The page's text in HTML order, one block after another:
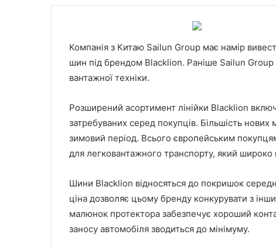
Компанія з Китаю Sailun Group має намір
шин під брендом Blacklion. Раніше Sailun
вантажної техніки.
Розширений асортимент лінійки Blacklion
затребуваних серед покупців. Більшість
зимовий період. Всього європейським
для легковантажного транспорту, який широко
Шини Blacklion відносяться до покришок
ціна дозволяє цьому бренду конкурувати з
малюнок протектора забезпечує хороший
заносу автомобіля зводиться до мінімуму.